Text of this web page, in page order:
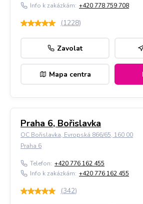
Info k zakázkám: +420 778 759 708
(1228)
Zavolat
Mapa centra
Praha 6, Bořislavka
OC Bořislavka, Evropská 866/65, 160 00
Praha 6
Telefon: +420 776 162 455
Info k zakázkám: +420 776 162 455
(342)